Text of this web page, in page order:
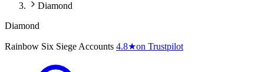
Diamond
Diamond
Rainbow Six Siege Accounts 4.8★on Trustpilot